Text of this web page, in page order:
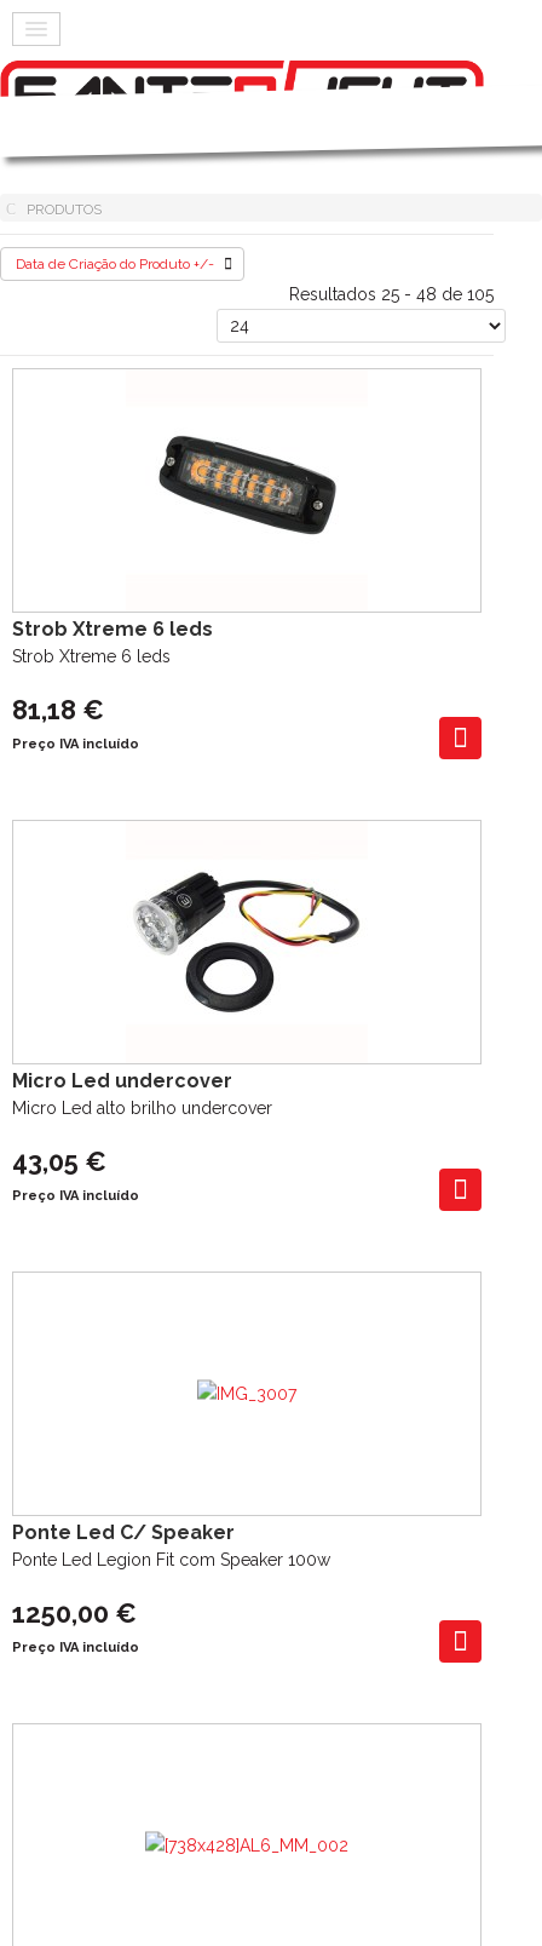
PRODUTOS
Data de Criação do Produto +/-
Resultados 25 - 48 de 105
Strob Xtreme 6 leds
Strob Xtreme 6 leds
81,18 €
Preço IVA incluído
Micro Led undercover
Micro Led alto brilho undercover
43,05 €
Preço IVA incluído
Ponte Led C/ Speaker
Ponte Led Legion Fit com Speaker 100w
1250,00 €
Preço IVA incluído